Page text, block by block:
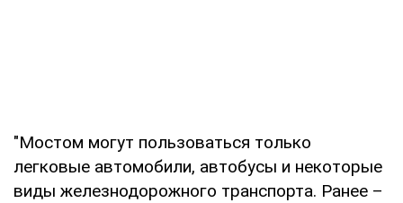
"Мостом могут пользоваться только
легковые автомобили, автобусы и некоторые
виды железнодорожного транспорта. Ранее –